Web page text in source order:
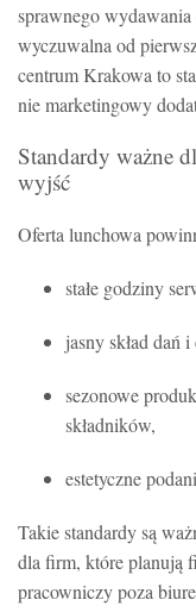
sprawnego wydawania
wyczuwalna od
centrum Krakowa to
nie marketingowy
Standardy ważne
wyjść
Oferta lunchowa
stałe godziny
jasny skład dań
sezonowe
składników,
estetyczne
Takie standardy są
dla firm, które planują
pracowniczy poza